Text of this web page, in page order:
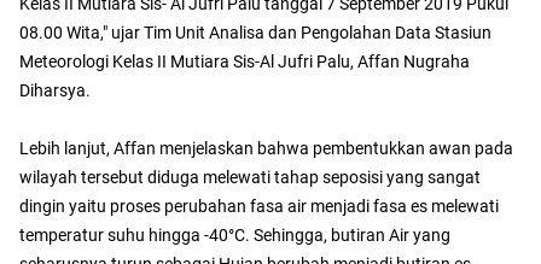
08.00 Wita," ujar Tim Unit Analisa dan Pengolahan Data Stasiun
Meteorologi Kelas II Mutiara Sis-Al Jufri Palu, Affan Nugraha
Diharsya.
Lebih lanjut, Affan menjelaskan bahwa pembentukkan awan pada
wilayah tersebut diduga melewati tahap seposisi yang sangat
dingin yaitu proses perubahan fasa air menjadi fasa es melewati
temperatur suhu hingga -40°C. Sehingga, butiran Air yang